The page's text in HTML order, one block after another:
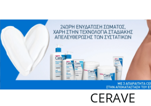
CERAVE